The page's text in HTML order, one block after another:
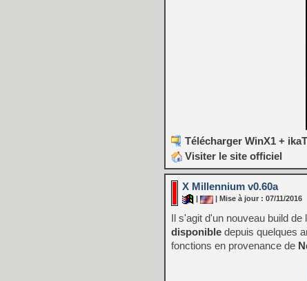
Télécharger WinX1 +
Visiter le site officiel
X Millennium v0.60a
| Mise à jour : 07/11/2016
Il s'agit d'un nouveau build
disponible depuis quelques
fonctions en provenance de